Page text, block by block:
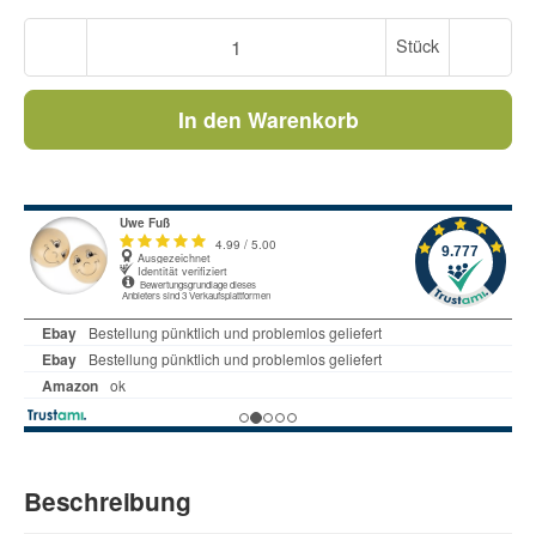
Stück
In den Warenkorb
Beschreibung